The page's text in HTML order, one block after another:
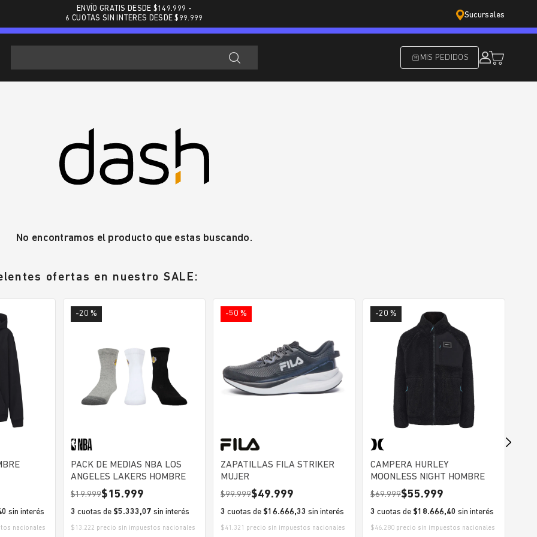
ENVÍO GRATIS DESDE $149.999 -
6 CUOTAS SIN INTERES DESDE $99.999
Sucursales
MIS PEDIDOS
No encontramos el producto que estas buscando.
ofertas en nuestro SALE:
HOMBRE
sin interés
nacionales
-20 %
PACK DE MEDIAS NBA LOS
ANGELES LAKERS HOMBRE
19.999 15.999
3 cuotas de $5.333,07 sin interés
$13.222 precio sin impuestos nacionales
-50 %
ZAPATILLAS FILA STRIKER
MUJER
99.999 49.999
3 cuotas de $16.666,33 sin interés
$41.321 precio sin impuestos nacionales
-20 %
CAMPERA HURLEY
MOONLESS NIGHT HOMBRE
69.999 55.999
3 cuotas de $18.666,40 sin interés
$46.280 precio sin impuestos nacionales